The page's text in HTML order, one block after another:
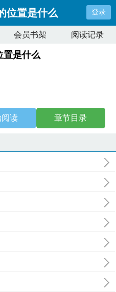
位置是什么 登录
会员书架 阅读记录
置是什么
读 章节目录